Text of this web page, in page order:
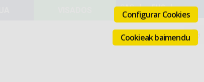
Configurar Cookies
Cookieak baimendu